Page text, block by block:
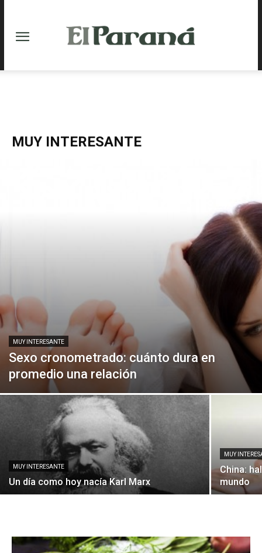
MUY INTERESANTE
MUY INTERESANTE
Sexo cronometrado: cuánto dura en
promedio una relación
MUY INTERESANTE
Un día como hoy nacía Karl Marx
MUY
China:
mundo